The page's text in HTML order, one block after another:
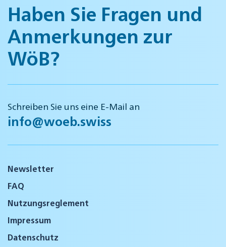
Haben Sie Fragen und
Anmerkungen zur
WöB?
Schreiben Sie uns eine E-Mail an
info@woeb.swiss
Newsletter
FAQ
Nutzungsreglement
Impressum
Datenschutz